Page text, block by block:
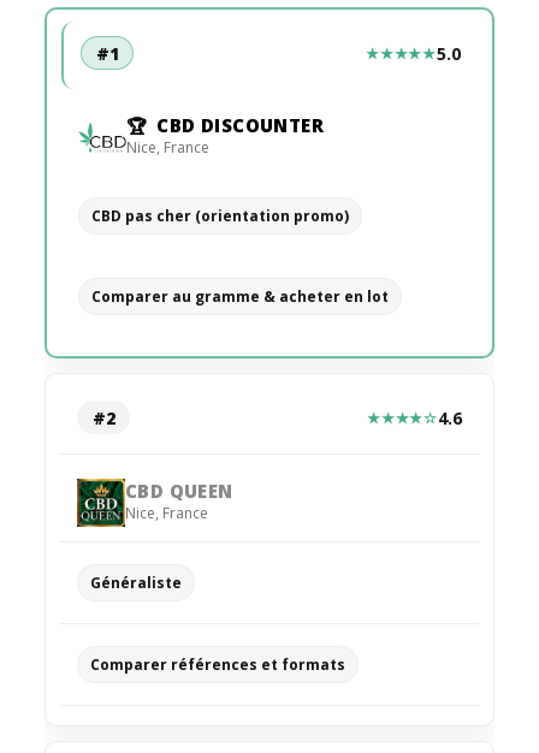
#1 ★★★★★5.0
CBD DISCOUNTER
Nice, France
CBD pas cher (orientation promo)
Comparer au gramme & acheter en lot
#2 ★★★★☆4.6
CBD QUEEN
Nice, France
Généraliste
Comparer références et formats